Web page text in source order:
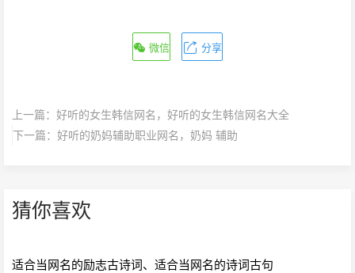
微信 分享
上一篇： 好听的女生韩信网名，好听的女生韩信网名大全
下一篇： 好听的奶妈辅助职业网名，奶妈 辅助
猜你喜欢
适合当网名的励志古诗词、适合当网名的诗词古句